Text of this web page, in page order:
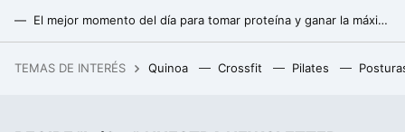
El mejor momento del día para tomar proteína y ganar la máxima masa muscular (y no es después de entrenar)
Un joven de 19 años hackeó el iPhone, fue contratado por Apple y terminó despedido por no contestar a un correo
TEMAS DE INTERÉS Quinoa Crossfit Pilates